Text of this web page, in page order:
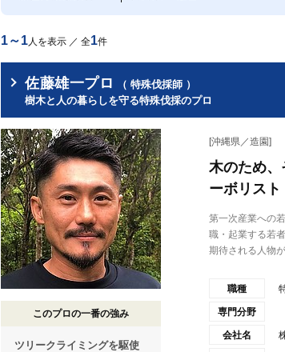
1～1人を表示 ／ 全1件
佐藤雄一プロ
（ 特殊伐採師 ）
樹木と人の暮らしを守る特殊伐採のプロ
このプロの一番の強み
ツリークライミングを駆使
[沖縄県／造園]
木のため
ーボリスト
第一次産業への
職・起業する若
期待される人物
職種
専門分野
会社名